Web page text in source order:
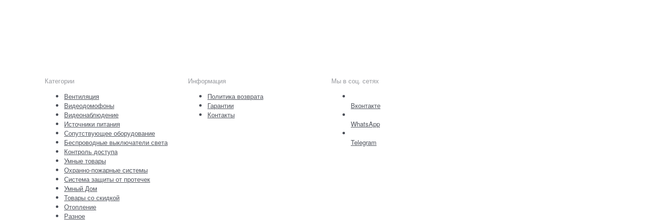
Категории
Вентиляция
Видеодомофоны
Видеонаблюдение
Источники питания
Сопутствующее оборудование
Беспроводные выключатели света
Контроль доступа
Умные товары
Охранно-пожарные системы
Система защиты от протечек
Умный Дом
Товары со скидкой
Отопление
Разное
Информация
Политика возврата
Гарантии
Контакты
Мы в соц. сетях
Вконтакте
WhatsApp
Telegram